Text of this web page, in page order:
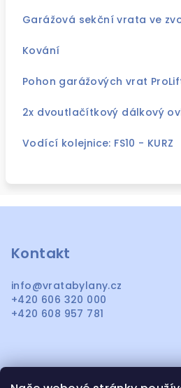
Garážová sekční vrata ve
Kování
Pohon garážových vrat
2x dvoutlačítkový dálkový
Vodící kolejnice: FS10 - KURZ
Kontakt
info@vratabylany.cz
+420 606 320 000
+420 608 957 781